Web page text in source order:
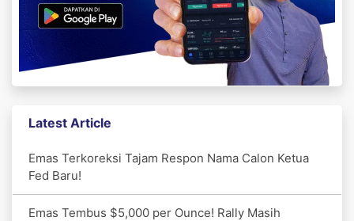
Latest Article
Emas Terkoreksi Tajam Respon Nama Calon Ketua
Fed Baru!
Emas Tembus $5,000 per Ounce! Rally Masih